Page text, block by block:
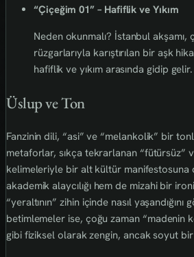
“Çiçeğim 01” – Hafiflik ve Yıkım
Neden okunmalı? İstanbul akşamı,
rüzgarlarıyla karıştırılan bir aşk
hafiflik ve yıkım arasında gidip gelir.
Üslup ve Ton
Fanzinin dili, “asi” ve “melankolik” bir
metaforlar, sıkça tekrarlanan “fütürsüz”
kelimeleriyle bir alt kültür manifestosuna
akademik alaycılığı hem de mizahi bir
“yeraltının” zihin içinde nasıl
betimlemeler ise, çoğu zaman “madenin
gibi fiziksel olarak zengin, ancak soyut